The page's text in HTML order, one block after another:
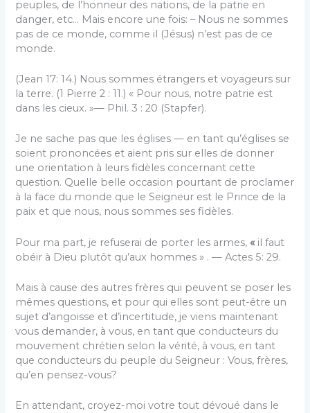
peuples, de l’honneur des nations, de la patrie en
danger, etc… Mais encore une fois: – Nous ne sommes
pas de ce monde, comme il (Jésus) n’est pas de ce
monde.
(Jean 17: 14.) Nous sommes étrangers et voyageurs sur
la terre. (1 Pierre 2 : 11.) « Pour nous, notre patrie est
dans les cieux. »— Phil. 3 : 20 (Stapfer).
Je ne sache pas que les églises — en tant qu’églises se
soient prononcées et aient pris sur elles de donner
une orientation à leurs fidèles concernant cette
question. Quelle belle occasion pourtant de proclamer
à la face du monde que le Seigneur est le Prince de la
paix et que nous, nous sommes ses fidèles.
Pour ma part, je refuserai de porter les armes,« il faut
obéir à Dieu plutôt qu’aux hommes » . — Actes 5: 29.
Mais à cause des autres frères qui peuvent se poser les
mêmes questions, et pour qui elles sont peut-être un
sujet d’angoisse et d’incertitude, je viens maintenant
vous demander, à vous, en tant que conducteurs du
mouve­ment chrétien selon la vérité, à vous, en tant
que con­ducteurs du peuple du Seigneur : Vous, frères,
qu’en pensez-vous?
En attendant, croyez-moi votre tout dévoué dans le